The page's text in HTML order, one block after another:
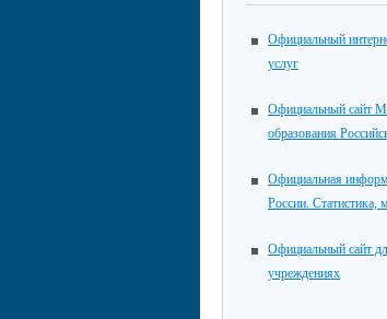
Официальный
услуг
Официальный сайт
образования
Официальная
России. Статистика,
Официальный сайт
учреждениях